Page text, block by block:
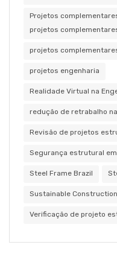
Projetos
projetos
projetos
projetos engenharia
Realidade Virtual na
redução de retrabalho
Revisão de projetos
Segurança estrutural
Steel Frame Brazil
Sustainable Construction
Verificação de projeto